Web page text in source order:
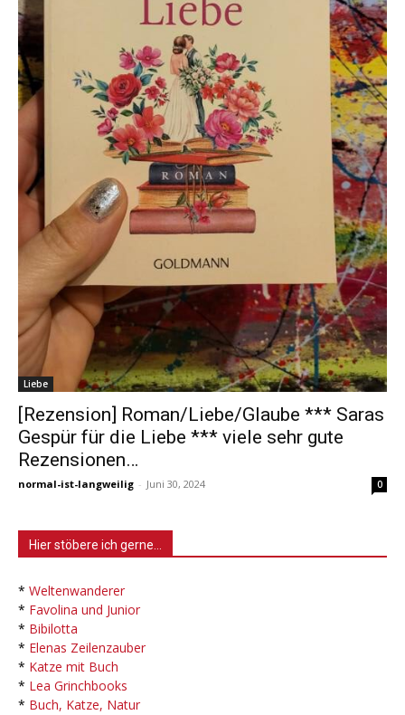
Liebe
[Rezension] Roman/Liebe/Glaube *** Saras
Gespür für die Liebe *** viele sehr gute
Rezensionen…
normal-ist-langweilig - Juni 30, 2024 0
Hier stöbere ich gerne…
* Weltenwanderer
* Favolina und Junior
* Bibilotta
* Elenas Zeilenzauber
* Katze mit Buch
* Lea Grinchbooks
* Buch, Katze, Natur